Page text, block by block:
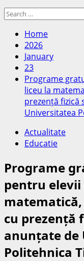
Search
Home
2026
January
23
Programe
liceu la
prezență fizică
Universitatea
Actualitate
Educatie
Programe
pentru elevii
cu prezență
anunțate de
Politehnica